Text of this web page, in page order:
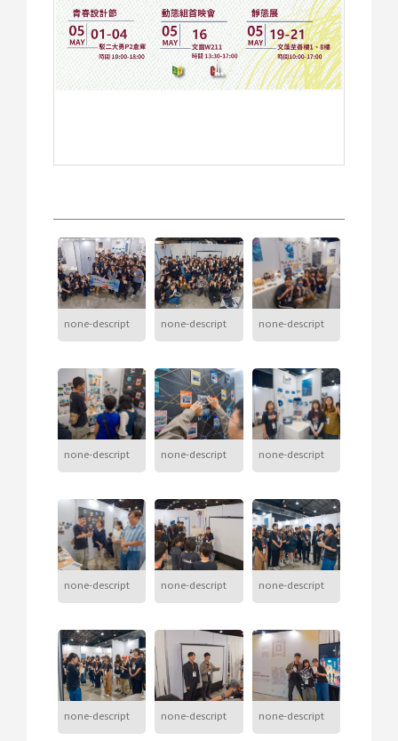
none-descript none-descript none-descript
none-descript none-descript none-descript
none-descript none-descript none-descript
none-descript none-descript none-descript